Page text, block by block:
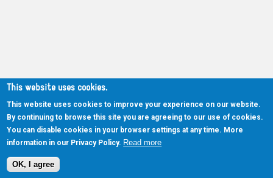
This website uses cookies.
This website uses cookies to improve your experience on our website.
By continuing to browse this site you are agreeing to our use of cookies.
You can disable cookies in your browser settings at any time. More
information in our Privacy Policy. Read more
OK, I agree